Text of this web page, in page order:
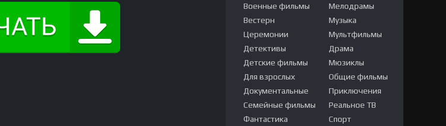
Военные фильмы
Вестерн
Церемонии
Детективы
Детские фильмы
Для взрослых
Документальные
Семейные фильмы
Фантастика
Мелодрамы
Музыка
Мультфильмы
Драма
Мюзиклы
Общие фильмы
Приключения
Реальное ТВ
Спорт